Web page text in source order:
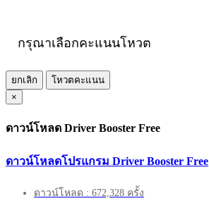
กรุณาเลือกคะแนนโหวต
ยกเลิก
โหวตคะแนน
×
ดาวน์โหลด Driver Booster Free
ดาวน์โหลดโปรแกรม Driver Booster Free
ดาวน์โหลด : 672,328 ครั้ง